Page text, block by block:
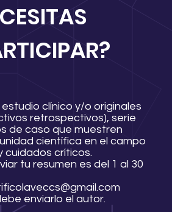
clínico y/o originales
retrospectivos), serie
de caso que muestren
científica en el campo
cuidados críticos.
tu resumen es del 1 al 30
enviarlo el autor.